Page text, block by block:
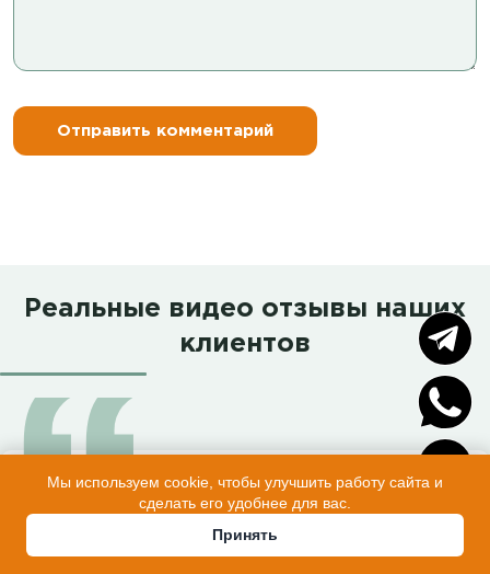
Реальные видео отзывы наших
клиентов
Обзор Заказчицы с огромной
любовью к своей бани
Мы используем cookie, чтобы улучшить работу сайта и
сделать его удобнее для вас.
Принять